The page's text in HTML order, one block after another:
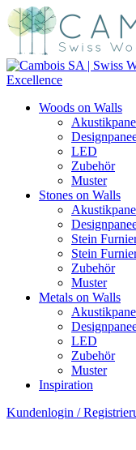
Woods on Walls
LED
Zubehör
Muster
Stones on Walls
Stein
Stein
Zubehör
Muster
Metals on Walls
LED
Zubehör
Muster
Inspiration
Kundenlogin /